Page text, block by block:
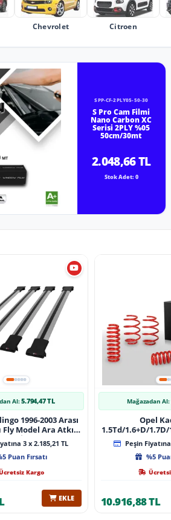
Chevrolet Citroen
SPP-CF-2PLY05-50-30
S Pro Cam Filmi
Nano Carbon XC
Serisi 2PLY %05
50cm/30mt
2.048,66 TL
Stok Adet: 0
Al: 5.794,47 TL
1996-2003 Arası
Model Ara Atkı
Gri̇ 4 Adet Bar
3 x 2.185,21 TL
Puan Fırsatı
Kargo
EKLE
Mağazadan Al:
Opel
1.5Td/1.6+D/1.7D/
08/1991
Peşin
%5
10.916,88 TL